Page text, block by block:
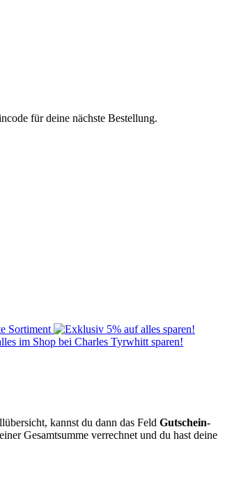
für deine nächste Bestellung.
kannst du dann das Feld Gutschein-
Gesamtsumme verrechnet und du hast deine